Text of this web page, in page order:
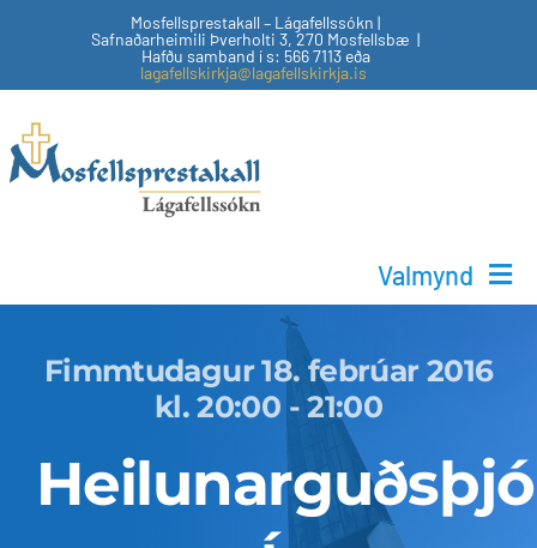
content
Mosfellsprestakall – Lágafellssókn |
Safnaðarheimili Þverholti 3, 270 Mosfellsbæ |
Hafðu samband í s: 566 7113 eða
lagafellskirkja@lagafellskirkja.is
Valmynd
Helgihald
Tónlistarstarf
Fimmtudagur 18. febrúar 2016
kl. 20:00 - 21:00